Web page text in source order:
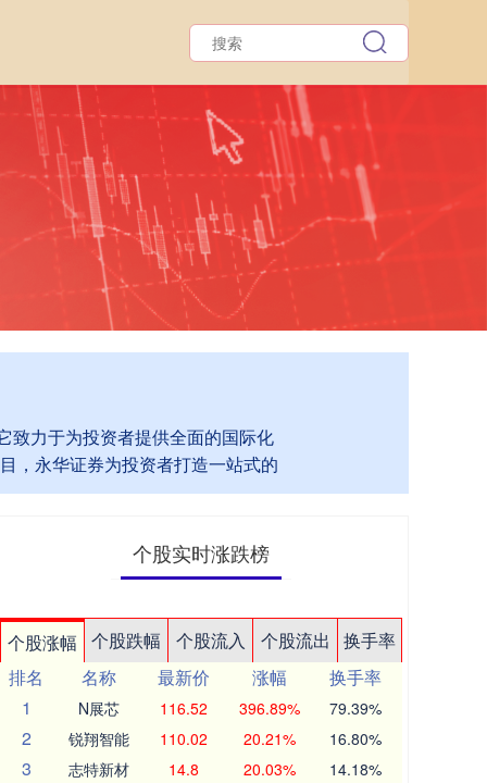
致力于为投资者提供全面的国际化
，永华证券为投资者打造一站式的
个股实时涨跌榜
个股涨幅 个股跌幅 个股流入 个股流出
换手率
排名
名称 最新价 涨幅
换手率
1
N展芯 116.52 396.89% 79.39%
2 锐翔智能 110.02 20.21% 16.80%
3 志特新材 14.8 20.03% 14.18%